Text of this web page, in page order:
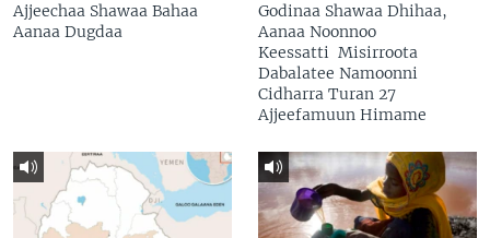
Ajjeechaa Shawaa Bahaa
Aanaa Dugdaa
Godinaa Shawaa Dhihaa,
Aanaa Noonnoo
Keessatti Misirroota
Dabalatee Namoonni
Cidharra Turan 27
Ajjeefamuun Himame